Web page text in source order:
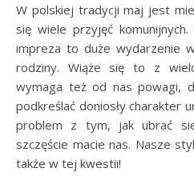
W polskiej tradycji maj jest
się wiele przyjęć
impreza to duże wydarzenie
rodziny. Wiąże się to z
wymaga też od nas powagi,
podkreślać doniosły charakter
problem z tym, jak ubrać
szczęście macie nas. Nasze
także w tej kwestii!